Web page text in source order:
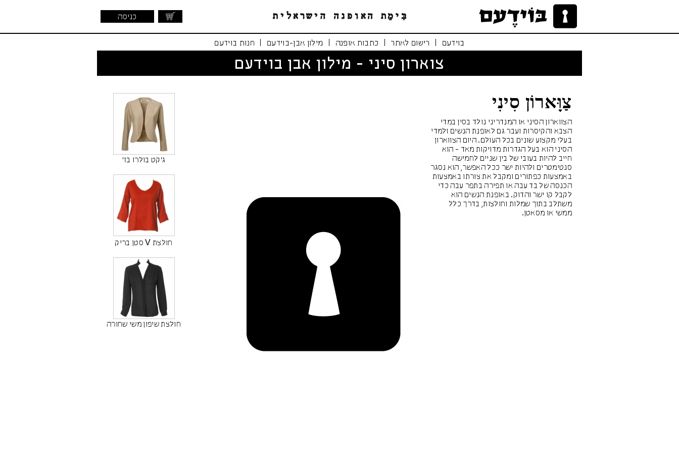
כניסה
בוידעם רישום לאתר כתבות אופנה מילון אבן-בוידעם חנות בוידעם
צוארון סיני - מילון אבן בוידעם
צַוָּארוֹן סִינִי
הצווארון הסיני או המנדריני נולד בסין במדי
הצבא והקיסרות ועבר גם לאופנת הנשים ולמדי
בעלי מקצוע שונים בכל העולם. היום הצווארון
הסיני הוא בעל הגדרות מדויקות מאד - הוא
חייב להיות בעובי של בין שניים לחמישה
סנטימטרים ולהיות ישר ככל האפשר, הוא נסגר
באמצעות כפתורים ומקבל את צורתו באמצעות
הכנסה של בד עבה או תפירה בתפר עבה כדי
לקבל קו ישר והדוק. באופנת הנשים הוא
משתלב בתוך שמלות וחולצות, בדרך כלל
ממשי או מסאטן.
ג'קט בולרו בז'
חולצת V סטן בריק
חולצת שיפון משי שחורה